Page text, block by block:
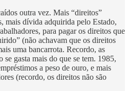
outra vez. Mais “direitos”
mais dívida adquirida pelo Estado,
para pagar os direitos que
(não achavam que os direitos
uma bancarrota. Recordo, as
se gasta mais do que se tem. 1985,
a peso de ouro, e mais
(recordo, os direitos não são